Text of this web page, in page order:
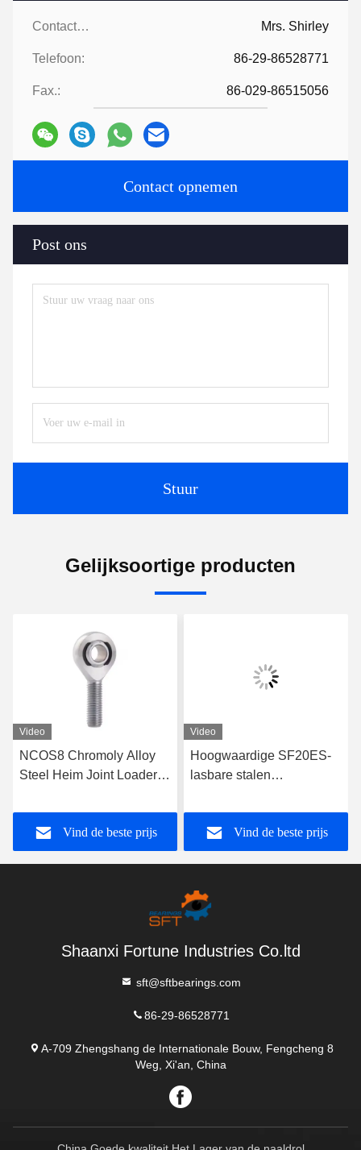
Contactpersonen: Mrs. Shirley
Telefoon: 86-29-86528771
Fax.: 86-029-86515056
Contact opnemen
Post ons
Stuur
Gelijksoortige producten
Video
NCOS8 Chromoly Alloy
Steel Heim Joint Loader
draadstaaf Eindlager voor
4x4 Off-Road Vehicle
Vind de beste prijs
Video
Hoogwaardige SF20ES-
lasbare stalen
eindlager voor
bouwmachines
Vind de beste prijs
Shaanxi Fortune Industries Co.ltd
sft@sftbearings.com
86-29-86528771
A-709 Zhengshang de Internationale Bouw, Fengcheng 8
Weg, Xi'an, China